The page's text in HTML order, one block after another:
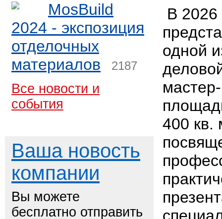
MosBuild
2024 - экспозиция
отделочных
материалов
2187
Все новости и
события
Ваша новость
компании
Вы можете
бесплатно отправить
В 2026
одной
400 кв.